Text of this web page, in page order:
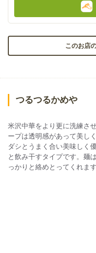
このお店
つるつるかめや
米沢中華をより更に洗練さ
ープは透明感があって美し
ダシとうまく合い美味しく
と飲み干すタイプです。麺
っかりと絡めとってくれます